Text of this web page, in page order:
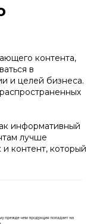
контента,
в
и целей бизнеса.
информативный
лучше
и контент, который